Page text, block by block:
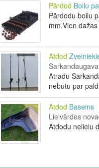
Pārdod Boilu
Pārdodu boilu
mm.Vien
Atdod
Atradu
nebūtu par
Atdod Baseins
Lielvārdes
Atdodu nelielu